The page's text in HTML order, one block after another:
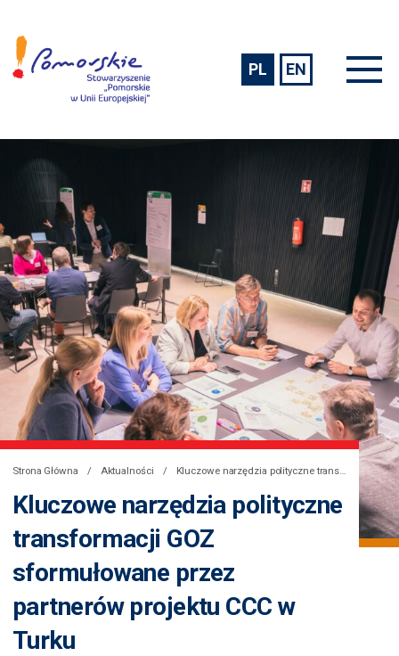
PL EN
Strona Główna Aktualności Kluczowe narzędzia polityczne transformacji GOZ sformułowane przez partnerów projektu CCC w Turku
Kluczowe narzędzia polityczne
transformacji GOZ
sformułowane przez
partnerów projektu CCC w
Turku